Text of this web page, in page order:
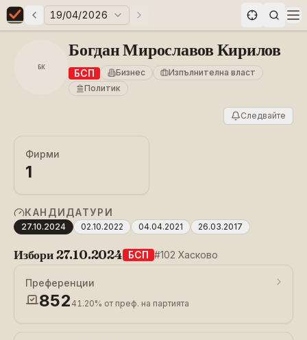
Elections in Bulgaria data statistics
Предни избори
19/04/2026 Следващи избори
БК
Богдан Мирославов Кирилов
БСП Бизнес
Изпълнителна власт
Политик
Следвайте
Фирми
1
КАНДИДАТУРИ
27.10.2024 02.10.2022 04.04.2021 26.03.2017
Избори 27.10.2024 БСП #102 Хасково
Преференции
852 41.20% от преф. на партията